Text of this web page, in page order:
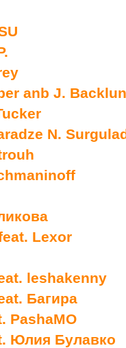
anb J.
N.
Lexor
leshakenny
Багира
PashaMO
Юлия Булавко